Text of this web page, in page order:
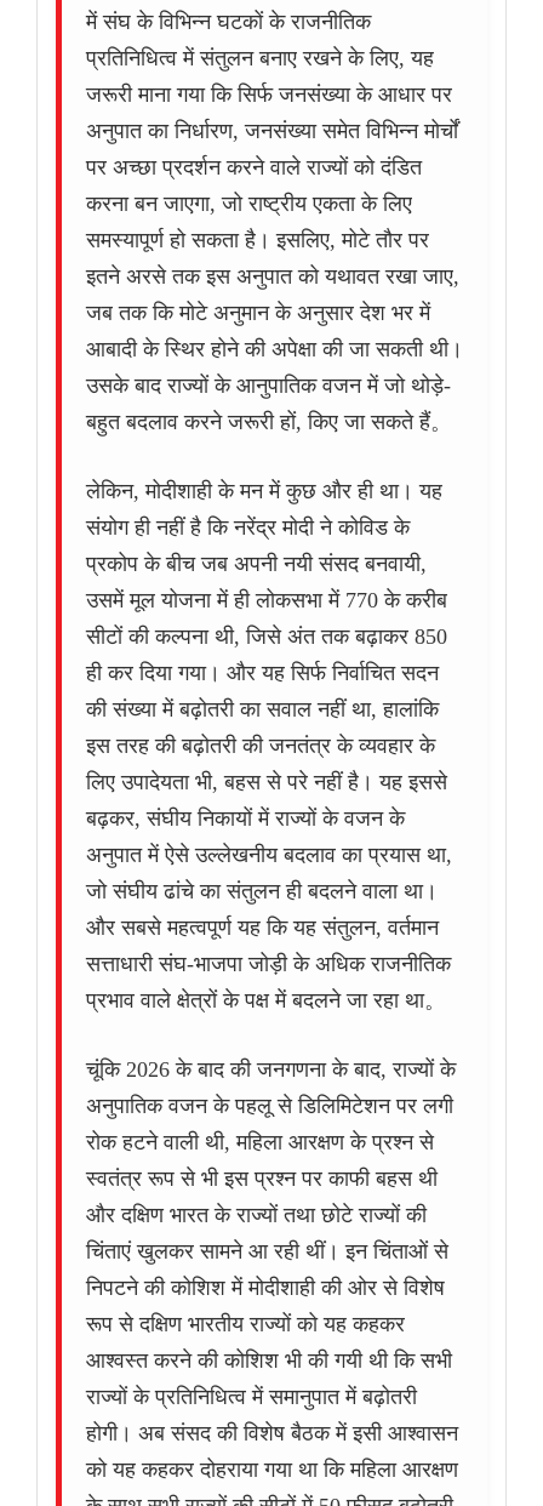
में संघ के विभिन्न घटकों के राजनीतिक
प्रतिनिधित्व में संतुलन बनाए रखने के लिए, यह
जरूरी माना गया कि सिर्फ जनसंख्या के आधार पर
अनुपात का निर्धारण, जनसंख्या समेत विभिन्न मोर्चों
पर अच्छा प्रदर्शन करने वाले राज्यों को दंडित
करना बन जाएगा, जो राष्ट्रीय एकता के लिए
समस्यापूर्ण हो सकता है। इसलिए, मोटे तौर पर
इतने अरसे तक इस अनुपात को यथावत रखा जाए,
जब तक कि मोटे अनुमान के अनुसार देश भर में
आबादी के स्थिर होने की अपेक्षा की जा सकती थी।
उसके बाद राज्यों के आनुपातिक वजन में जो थोड़े-
बहुत बदलाव करने जरूरी हों, किए जा सकते हैं。
लेकिन, मोदीशाही के मन में कुछ और ही था। यह
संयोग ही नहीं है कि नरेंद्र मोदी ने कोविड के
प्रकोप के बीच जब अपनी नयी संसद बनवायी,
उसमें मूल योजना में ही लोकसभा में 770 के करीब
सीटों की कल्पना थी, जिसे अंत तक बढ़ाकर 850
ही कर दिया गया। और यह सिर्फ निर्वाचित सदन
की संख्या में बढ़ोतरी का सवाल नहीं था, हालांकि
इस तरह की बढ़ोतरी की जनतंत्र के व्यवहार के
लिए उपादेयता भी, बहस से परे नहीं है। यह इससे
बढ़कर, संघीय निकायों में राज्यों के वजन के
अनुपात में ऐसे उल्लेखनीय बदलाव का प्रयास था,
जो संघीय ढांचे का संतुलन ही बदलने वाला था।
और सबसे महत्वपूर्ण यह कि यह संतुलन, वर्तमान
सत्ताधारी संघ-भाजपा जोड़ी के अधिक राजनीतिक
प्रभाव वाले क्षेत्रों के पक्ष में बदलने जा रहा था。
चूंकि 2026 के बाद की जनगणना के बाद, राज्यों के
अनुपातिक वजन के पहलू से डिलिमिटेशन पर लगी
रोक हटने वाली थी, महिला आरक्षण के प्रश्न से
स्वतंत्र रूप से भी इस प्रश्न पर काफी बहस थी
और दक्षिण भारत के राज्यों तथा छोटे राज्यों की
चिंताएं खुलकर सामने आ रही थीं। इन चिंताओं से
निपटने की कोशिश में मोदीशाही की ओर से विशेष
रूप से दक्षिण भारतीय राज्यों को यह कहकर
आश्वस्त करने की कोशिश भी की गयी थी कि सभी
राज्यों के प्रतिनिधित्व में समानुपात में बढ़ोतरी
होगी। अब संसद की विशेष बैठक में इसी आश्वासन
को यह कहकर दोहराया गया था कि महिला आरक्षण